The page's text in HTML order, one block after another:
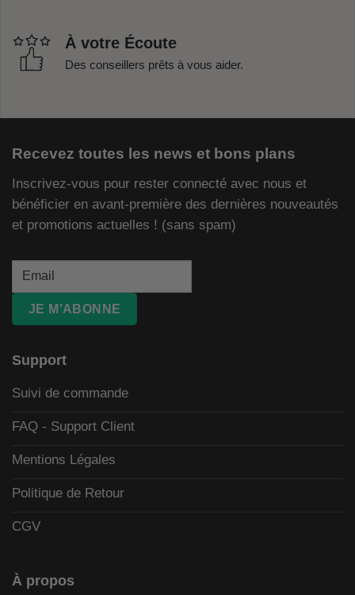
À votre Écoute
Des conseillers prêts à vous aider.
Recevez toutes les news et bons plans
Inscrivez-vous pour rester connecté avec nous et
bénéficier en avant-première des dernières nouveautés
et promotions actuelles ! (sans spam)
JE M'ABONNE
Support
Suivi de commande
FAQ - Support Client
Mentions Légales
Politique de Retour
CGV
À propos